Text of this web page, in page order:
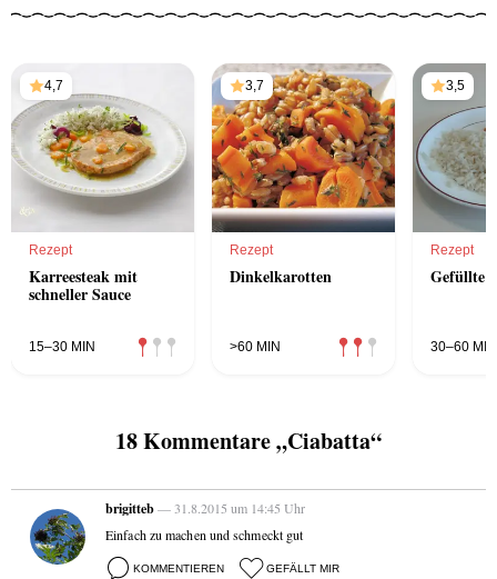
4,7
Rezept
Karreesteak mit
schneller Sauce
15–30 MIN
3,7
Rezept
Dinkelkarotten
>60 MIN
3,5
Rezept
Gefüllte
30–60 MIN
18 Kommentare „Ciabatta“
brigitteb— 31.8.2015 um 14:45 Uhr
Einfach zu machen und schmeckt gut
KOMMENTIEREN GEFÄLLT MIR